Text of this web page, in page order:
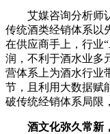
艾媒咨询分析师认
传统酒类经销体系以
在供应商手上，行业
润，不利于酒水业多
营体系上为酒水行业
节，且利用大数据赋
破传统经销体系局限
酒文化弥久常新